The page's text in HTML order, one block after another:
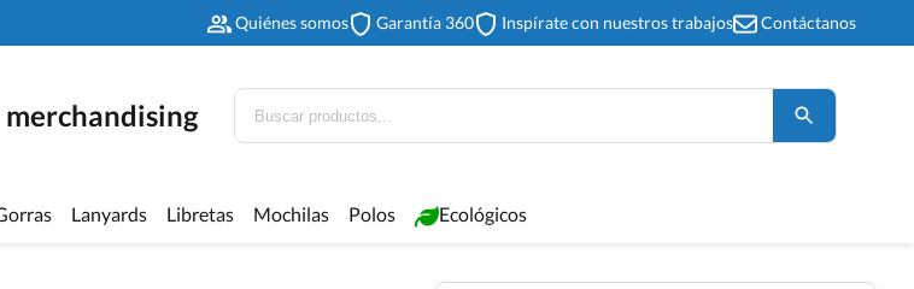
Quiénes somos Garantía 360 Inspírate con nuestros trabajos Contáctanos
merchandising
Lanyards Libretas Mochilas Polos Ecológicos